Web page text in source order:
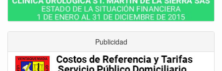
Publicidad